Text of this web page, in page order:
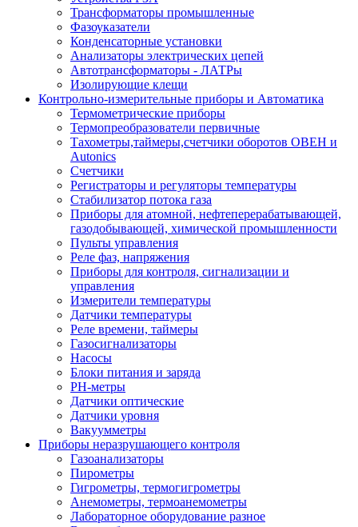
Трансформаторы промышленные
Фазоуказатели
Конденсаторные установки
Анализаторы электрических цепей
Автотрансформаторы - ЛАТРы
Изолирующие клещи
Контрольно-измерительные приборы и Автоматика
Термометрические приборы
Термопреобразователи первичные
Тахометры,таймеры,счетчики оборотов ОВЕН и
Autonics
Счетчики
Регистраторы и регуляторы температуры
Стабилизатор потока газа
Приборы для атомной, нефтеперерабатывающей,
газодобывающей, химической промышленности
Пульты управления
Реле фаз, напряжения
Приборы для контроля, сигнализации и
управления
Измерители температуры
Датчики температуры
Реле времени, таймеры
Газосигнализаторы
Насосы
Блоки питания и заряда
PH-метры
Датчики оптические
Датчики уровня
Вакуумметры
Приборы неразрушающего контроля
Газоанализаторы
Пирометры
Гигрометры, термогигрометры
Анемометры, термоанемометры
Лабораторное оборудование разное